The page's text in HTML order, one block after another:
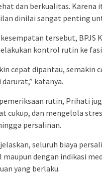
dan berkualitas.
dinilai sangat penting
tersebut, BPJS
kontrol rutin ke
cepat dipantau, semakin
darurat,” katanya.
rutin, Prihati
cukup, dan mengelola
persalinan.
seluruh biaya
maupun dengan indikasi
yang berlaku.